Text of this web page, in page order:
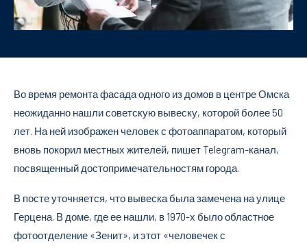
Во время ремонта фасада одного из домов в центре Омска
неожиданно нашли советскую вывеску, которой более 50
лет. На ней изображен человек с фотоаппаратом, который
вновь покорил местных жителей, пишет Telegram-канал,
посвященный достопримечательностям города.
В посте уточняется, что вывеска была замечена на улице
Герцена. В доме, где ее нашли, в 1970-х было областное
фотоотделение «Зенит», и этот «человечек с